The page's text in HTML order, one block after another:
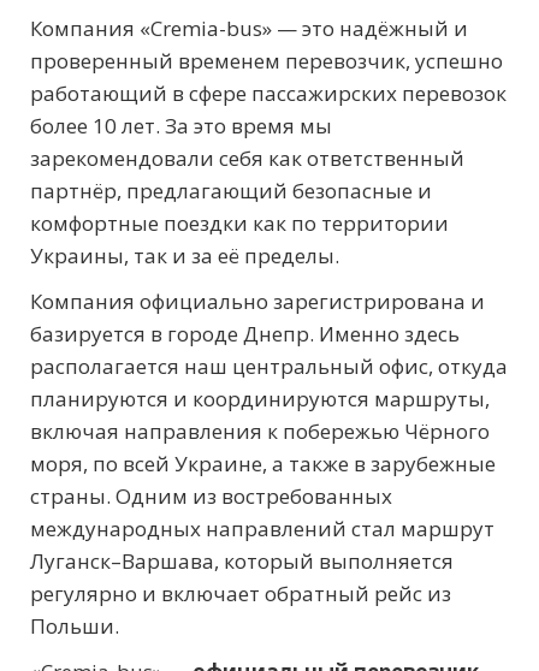
Компания «Cremia-bus» — это надёжный и
проверенный временем перевозчик, успешно
работающий в сфере пассажирских перевозок
более 10 лет. За это время мы
зарекомендовали себя как ответственный
партнёр, предлагающий безопасные и
комфортные поездки как по территории
Украины, так и за её пределы.
Компания официально зарегистрирована и
базируется в городе Днепр. Именно здесь
располагается наш центральный офис, откуда
планируются и координируются маршруты,
включая направления к побережью Чёрного
моря, по всей Украине, а также в зарубежные
страны. Одним из востребованных
международных направлений стал маршрут
Луганск–Варшава, который выполняется
регулярно и включает обратный рейс из
Польши.